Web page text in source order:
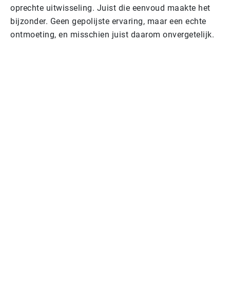
oprechte uitwisseling. Juist die eenvoud maakte het
bijzonder. Geen gepolijste ervaring, maar een echte
ontmoeting, en misschien juist daarom onvergetelijk.